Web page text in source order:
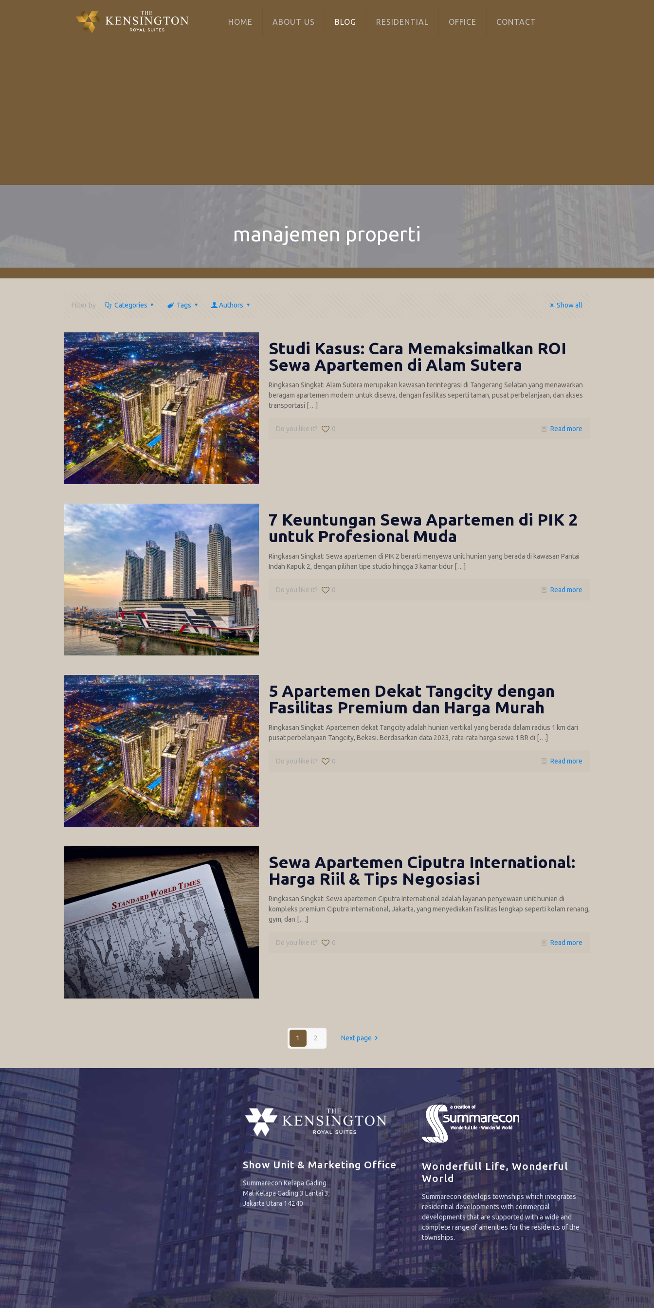
HOME ABOUT US BLOG RESIDENTIAL OFFICE CONTACT
manajemen properti
Filter by Categories Tags Authors Show all
Studi Kasus: Cara Memaksimalkan ROI
Sewa Apartemen di Alam Sutera
Ringkasan Singkat: Alam Sutera merupakan kawasan terintegrasi di Tangerang Selatan yang menawarkan
beragam apartemen modern untuk disewa, dengan fasilitas seperti taman, pusat perbelanjaan, dan akses
transportasi […]
Do you like it? 0 Read more
7 Keuntungan Sewa Apartemen di PIK 2
untuk Profesional Muda
Ringkasan Singkat: Sewa apartemen di PIK 2 berarti menyewa unit hunian yang berada di kawasan Pantai
Indah Kapuk 2, dengan pilihan tipe studio hingga 3 kamar tidur[…]
Do you like it? 0 Read more
5 Apartemen Dekat Tangcity dengan
Fasilitas Premium dan Harga Murah
Ringkasan Singkat: Apartemen dekat Tangcity adalah hunian vertikal yang berada dalam radius 1 km dari
pusat perbelanjaan Tangcity, Bekasi. Berdasarkan data 2023, rata-rata harga sewa 1 BR di […]
Do you like it? 0 Read more
Sewa Apartemen Ciputra International:
Harga Riil & Tips Negosiasi
Ringkasan Singkat: Sewa apartemen Ciputra International adalah layanan penyewaan unit hunian di
kompleks premium Ciputra International, Jakarta, yang menyediakan fasilitas lengkap seperti kolam renang,
gym, dan […]
Do you like it? 0 Read more
1 2 Next page
Show Unit & Marketing Office
Summarecon Kelapa Gading
Mal Kelapa Gading 3 Lantai 3,
Jakarta Utara 14240
Wonderfull Life, Wonderful
World
Summarecon develops townships which integrates
residential developments with commercial
developments that are supported with a wide and
complete range of amenities for the residents of the
townships.